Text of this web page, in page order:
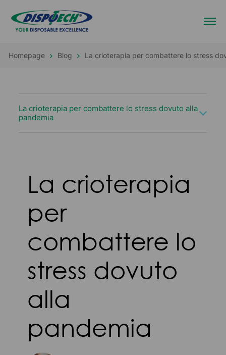
Homepage Blog La crioterapia per combattere lo stress
La crioterapia per combattere lo stress dovuto alla
pandemia
La crioterapia
per
combattere lo
stress dovuto
alla
pandemia